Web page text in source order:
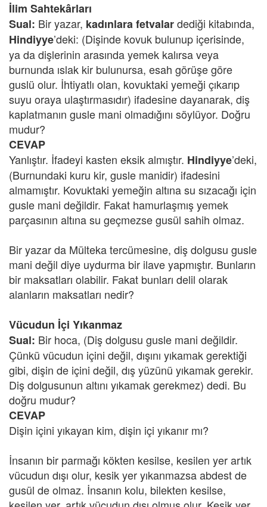
İlim Sahtekârları
Sual: Bir yazar, kadınlara fetvalardediği kitabında,
Hindiyye’deki: (Dişinde kovuk bulunup içerisinde,
ya da dişlerinin arasında yemek kalırsa veya
burnunda ıslak kir bulunursa, esah görüşe göre
guslü olur. İhtiyatlı olan, kovuktaki yemeği çıkarıp
suyu oraya ulaştırmasıdır) ifadesine dayanarak, diş
kaplatmanın gusle mani olmadığını söylüyor. Doğru
mudur?
CEVAP
Yanlıştır. İfadeyi kasten eksik almıştır. Hindiyye’deki,
(Burnundaki kuru kir, gusle manidir) ifadesini
almamıştır. Kovuktaki yemeğin altına su sızacağı için
gusle mani değildir. Fakat hamurlaşmış yemek
parçasının altına su geçmezse gusül sahih olmaz.
Bir yazar da Mülteka tercümesine, diş dolgusu gusle
mani değil diye uydurma bir ilave yapmıştır. Bunların
bir maksatları olabilir. Fakat bunları delil olarak
alanların maksatları nedir?
Vücudun İçi Yıkanmaz
Sual: Bir hoca, (Diş dolgusu gusle mani değildir.
Çünkü vücudun içini değil, dışını yıkamak gerektiği
gibi, dişin de içini değil, dış yüzünü yıkamak gerekir.
Diş dolgusunun altını yıkamak gerekmez) dedi. Bu
doğru mudur?
CEVAP
Dişin içini yıkayan kim, dişin içi yıkanır mı?
İnsanın bir parmağı kökten kesilse, kesilen yer artık
vücudun dışı olur, kesik yer yıkanmazsa abdest de
gusül de olmaz. İnsanın kolu, bilekten kesilse,